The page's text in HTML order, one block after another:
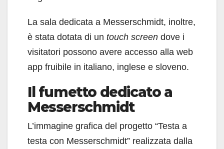
La sala dedicata a Messerschmidt, inoltre,
è stata dotata di un touch screen dove i
visitatori possono avere accesso alla web
app fruibile in italiano, inglese e sloveno.
Il fumetto dedicato a
Messerschmidt
L’immagine grafica del progetto “Testa a
testa con Messerschmidt” realizzata dalla